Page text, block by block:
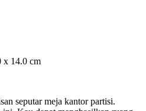
x 14.0 сm
seputar meja kantor partisi.